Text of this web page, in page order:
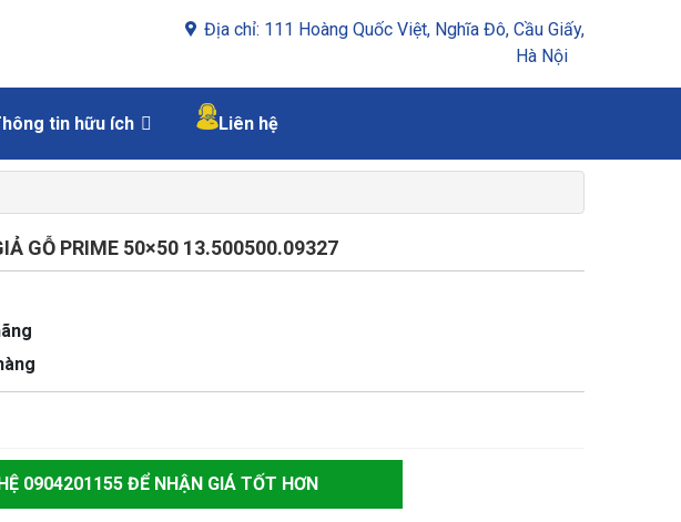
Địa chỉ: 111 Hoàng Quốc Việt, Nghĩa Đô, Cầu Giấy,
Hà Nội
tin hữu ích Liên hệ
GỖ PRIME 50×50 13.500500.09327
0904201155 ĐỂ NHẬN GIÁ TỐT HƠN